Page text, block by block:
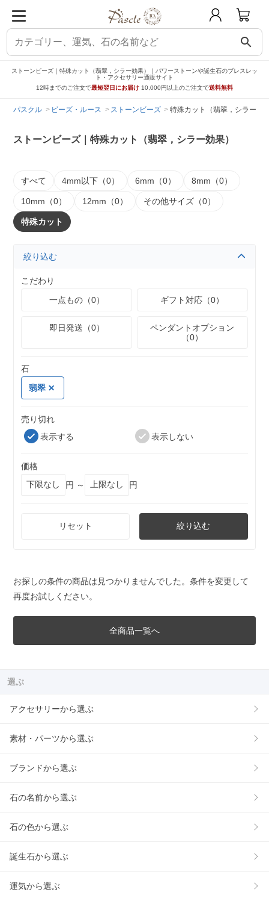
search
ストーンビーズ｜特殊カット（翡翠，シラー効果）｜パワーストーンや誕生石のブレスレッ
ト・アクセサリー通販サイト
12時までのご注文で最短翌日にお届け 10,000円以上のご注文で送料無料
パスクル ビーズ・ルース ストーンビーズ 特殊カット（翡翠，シラー効
ストーンビーズ｜特殊カット（翡翠，シラー効果）
すべて 4mm以下（0） 6mm（0） 8mm（0）
10mm（0） 12mm（0） その他サイズ（0）
特殊カット
絞り込む
こだわり
一点もの（0）
ギフト対応（0）
即日発送（0）
ペンダントオプション
（0）
石
翡翠
売り切れ
表示する
表示しない
価格
円 ～
円
リセット 絞り込む
お探しの条件の商品は見つかりませんでした。条件を変更して
再度お試しください。
全商品一覧へ
選ぶ
アクセサリーから選ぶ
素材・パーツから選ぶ
ブランドから選ぶ
石の名前から選ぶ
石の色から選ぶ
誕生石から選ぶ
運気から選ぶ